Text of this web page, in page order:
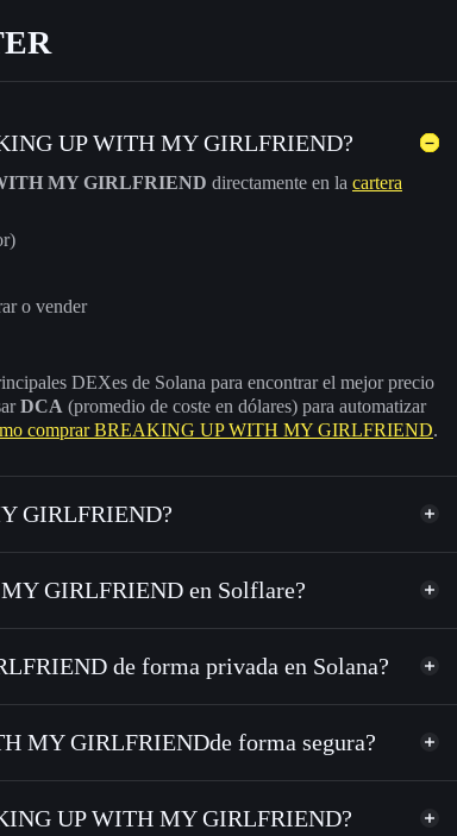
UP WITH MY GIRLFRIEND?
MY GIRLFRIEND directamente en la cartera
o vender
DEXes de Solana para encontrar el mejor precio
DCA (promedio de coste en dólares) para automatizar
comprar BREAKING UP WITH MY GIRLFRIEND.
GIRLFRIEND?
GIRLFRIEND en Solflare?
de Solflare
USDC o miles de otros tokens de Solana con
a lo largo del tiempo
públicamente las carteras usando el agregador de
de forma privada en Solana?
MY GIRLFRIENDde forma segura?
MY GIRLFRIEND
cartera sin custodia
UP WITH MY GIRLFRIEND?